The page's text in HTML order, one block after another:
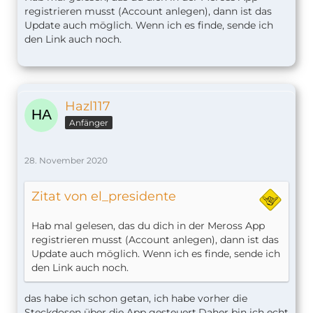
sind uptodate ?!?!
Weiß jemand weiter oder kennt auch diesen Fehler
registrieren musst (Account anlegen), dann ist das
Update auch möglich. Wenn ich es finde, sende ich
den Link auch noch.
Hazl117
Anfänger
28. November 2020
Zitat von el_presidente
Hab mal gelesen, das du dich in der Meross App
registrieren musst (Account anlegen), dann ist das
Update auch möglich. Wenn ich es finde, sende ich
den Link auch noch.
das habe ich schon getan, ich habe vorher die